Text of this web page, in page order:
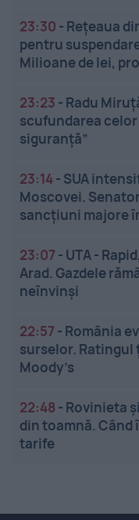
23:30 - Rețeaua
pentru
Milioane de lei,
23:23 - Radu
scufundarea
siguranţă”
23:14- SUA
Moscovei.
sancțiuni majore
23:07 - UTA -
Arad. Gazdele
neînvinși
22:57 - România
surselor. Ratingul
Moody’s
22:48 - Rovinieta
din toamnă. Când
tarife